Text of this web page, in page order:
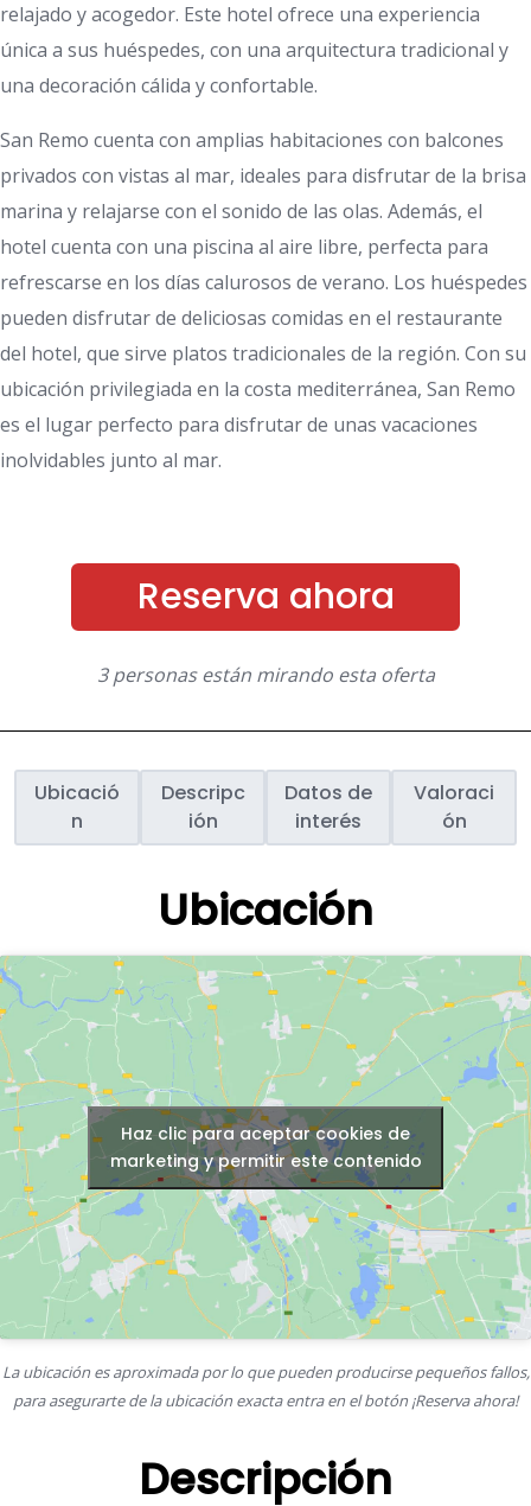
relajado y acogedor. Este hotel ofrece una experiencia
única a sus huéspedes, con una arquitectura tradicional y
una decoración cálida y confortable.
San Remo cuenta con amplias habitaciones con balcones
privados con vistas al mar, ideales para disfrutar de la brisa
marina y relajarse con el sonido de las olas. Además, el
hotel cuenta con una piscina al aire libre, perfecta para
refrescarse en los días calurosos de verano. Los huéspedes
pueden disfrutar de deliciosas comidas en el restaurante
del hotel, que sirve platos tradicionales de la región. Con su
ubicación privilegiada en la costa mediterránea, San Remo
es el lugar perfecto para disfrutar de unas vacaciones
inolvidables junto al mar.
Reserva ahora
3 personas están mirando esta oferta
Ubicació
n
Descripc
ión
Datos de
interés
Valoraci
ón
Ubicación
Haz clic para aceptar cookies de
marketing y permitir este contenido
La ubicación es aproximada por lo que pueden producirse pequeños fallos,
para asegurarte de la ubicación exacta entra en el botón ¡Reserva ahora!
Descripción